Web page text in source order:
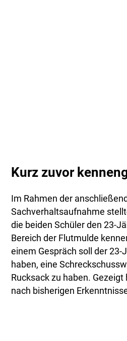
Kurz zuvor
Im Rahmen der
Sachverhaltsaufnahme
die beiden Schüler den 23-
Bereich der Flutmulde
einem Gespräch soll der
haben, eine
Rucksack zu haben.
nach bisherigen